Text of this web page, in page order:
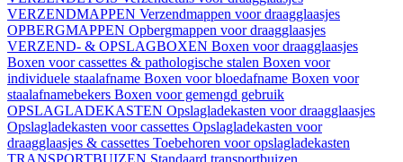
VERZENDMAPPEN Verzendmappen voor draagglaasjes
OPBERGMAPPEN Opbergmappen voor draagglaasjes
VERZEND- & OPSLAGBOXEN Boxen voor draagglaasjes
Boxen voor cassettes & pathologische stalen Boxen voor
individuele staalafname Boxen voor bloedafname Boxen voor
staalafnamebekers Boxen voor gemengd gebruik
OPSLAGLADEKASTEN Opslagladekasten voor draagglaasjes
Opslagladekasten voor cassettes Opslagladekasten voor
draagglaasjes & cassettes Toebehoren voor opslagladekasten